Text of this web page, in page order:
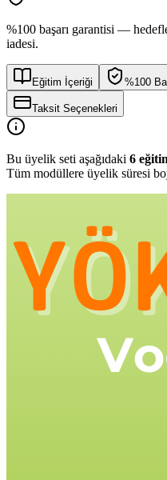
%100 başarı garantisi —
iadesi.
Eğitim İçeriği %100
Taksit Seçenekleri
Bu üyelik seti aşağıdaki 6
Tüm modüllere üyelik süresi